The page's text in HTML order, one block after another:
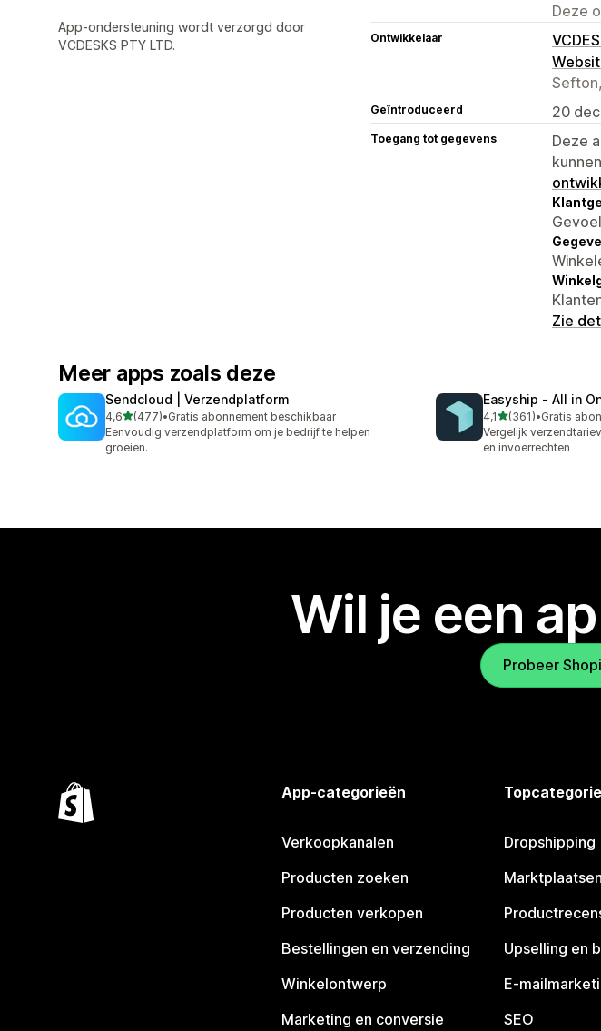
App-ondersteuning wordt verzorgd door
VCDESKS PTY LTD.
Deze
Ontwikkelaar
Geïntroduceerd 20
Toegang tot gegevens
Deze
Zie
Meer apps zoals deze
Sendcloud | Verzendplatform
4,6van 5 sterren
(477)
477 recensies in totaal
•Gratis abonnement beschikbaar
Eenvoudig verzendplatform om je bedrijf te helpen
groeien.
Easyship ‑ All in
4,1van 5 sterren
(361)
361 recensies in totaal
•Gratis
Vergelijk
en invoerrechten
Wil je een
Probeer
App-categorieën
Verkoopkanalen
Producten zoeken
Producten verkopen
Bestellingen en verzending
Winkelontwerp
Marketing en conversie
Dropshipping
Marktplaatsen
Upselling en
E-
SEO